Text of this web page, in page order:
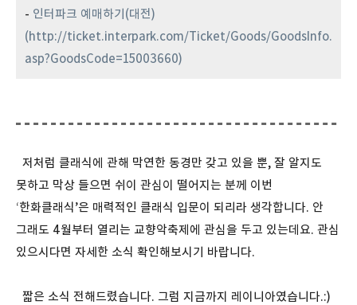
- 인터파크 예매하기(대전)
(http://ticket.interpark.com/Ticket/Goods/GoodsInfo.
asp?GoodsCode=15003660)
저처럼 클래식에 관해 막연한 동경만 갖고 있을 뿐, 잘 알지도
못하고 막상 들으면 쉬이 관심이 떨어지는 분께 이번
‘한화클래식’은 매력적인 클래식 입문이 되리라 생각합니다. 안
그래도 4월부터 열리는 교향악축제에 관심을 두고 있는데요. 관심
있으시다면 자세한 소식 확인해보시기 바랍니다.
짧은 소식 전해드렸습니다. 그럼 지금까지 레이니아였습니다.:)